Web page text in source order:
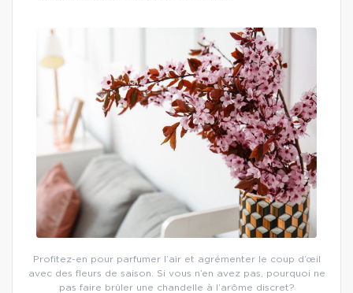
Profitez-en pour parfumer l’air et agrémenter le coup d’œil
avec des fleurs de saison. Si vous n’en avez pas, pourquoi ne
pas faire brûler une chandelle à l’arôme discret?